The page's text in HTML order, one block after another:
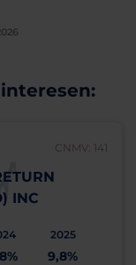
CNMV: 141
INC
2025
9,8%